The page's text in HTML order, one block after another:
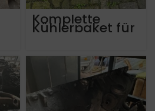
Komplette
Kühlerpaket für
Iveco Crossway
2016 mit Cursor
9 Motor